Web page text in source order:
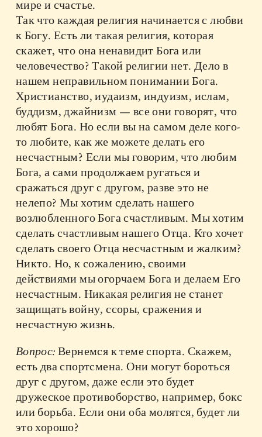
мире и счастье.
Так что каждая религия начинается с любви
к Богу. Есть ли такая религия, которая
скажет, что она ненавидит Бога или
человечество? Такой религии нет. Дело в
нашем неправильном понимании Бога.
Христианство, иудаизм, индуизм, ислам,
буддизм, джайнизм — все они говорят, что
любят Бога. Но если вы на самом деле кого-
то любите, как же можете делать его
несчастным? Если мы говорим, что любим
Бога, а сами продолжаем ругаться и
сражаться друг с другом, разве это не
нелепо? Мы хотим сделать нашего
возлюбленного Бога счастливым. Мы хотим
сделать счастливым нашего Отца. Кто хочет
сделать своего Отца несчастным и жалким?
Никто. Но, к сожалению, своими
действиями мы огорчаем Бога и делаем Его
несчастным. Никакая религия не станет
защищать войну, ссоры, сражения и
несчастную жизнь.
Вопрос:Вернемся к теме спорта. Скажем,
есть два спортсмена. Они могут бороться
друг с другом, даже если это будет
дружеское противоборство, например, бокс
или борьба. Если они оба молятся, будет ли
это хорошо?